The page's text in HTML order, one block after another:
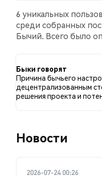
6 уникальных
среди собранных
Бычий. Всего было
Быки говорят
Причина бычьего
децентрализованным
решения проекта и
Новости
2026-07-24 00:26